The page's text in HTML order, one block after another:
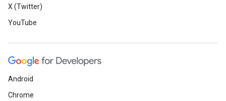
X (Twitter)
YouTube
Android
Chrome